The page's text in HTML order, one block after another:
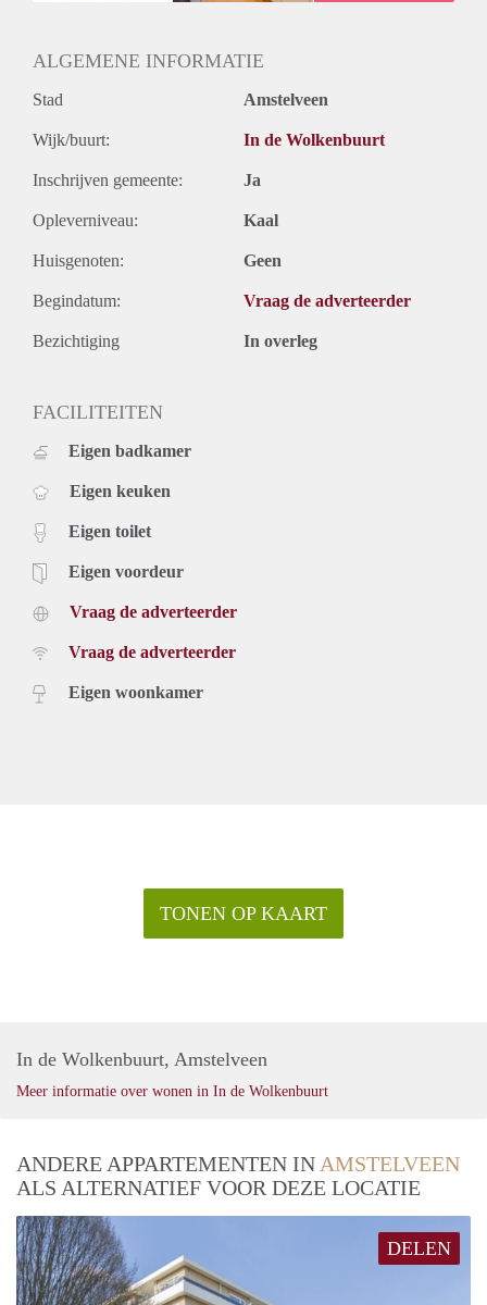
ALGEMENE INFORMATIE
Stad Amstelveen
Wijk/buurt: In de Wolkenbuurt
Inschrijven gemeente: Ja
Opleverniveau: Kaal
Huisgenoten: Geen
Begindatum: Vraag de adverteerder
Bezichtiging In overleg
FACILITEITEN
Eigen badkamer
Eigen keuken
Eigen toilet
Eigen voordeur
Vraag de adverteerder
Vraag de adverteerder
Eigen woonkamer
TONEN OP KAART
In de Wolkenbuurt, Amstelveen
Meer informatie over wonen in In de Wolkenbuurt
ANDERE APPARTEMENTEN IN AMSTELVEEN
ALS ALTERNATIEF VOOR DEZE LOCATIE
DELEN